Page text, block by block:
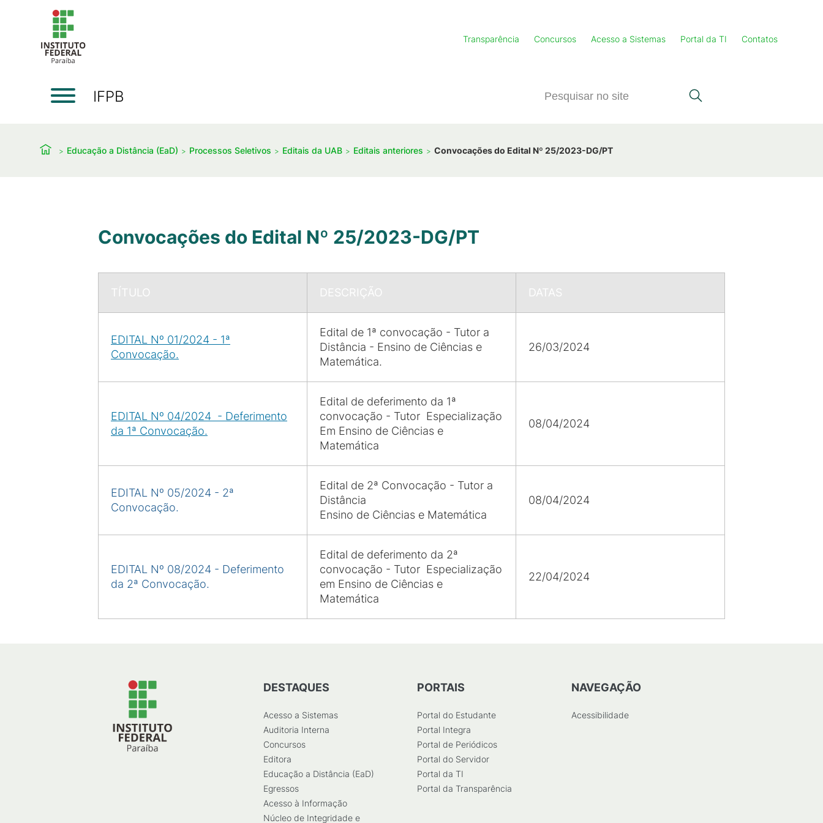
Transparência Concursos Acesso a Sistemas Portal da TI Contatos
IFPB
Educação a Distância (EaD) Processos Seletivos Editais da UAB Editais anteriores Convocações do Edital Nº 25/2023-DG/PT
Convocações do Edital Nº 25/2023-DG/PT
TÍTULO DESCRIÇÃO DATAS
EDITAL Nº 01/2024 - 1ª
Convocação.
Edital de 1ª convocação - Tutor a
Distância - Ensino de Ciências e
Matemática.
26/03/2024
EDITAL Nº 04/2024 - Deferimento
da 1ª Convocação.
Edital de deferimento da 1ª
convocação - Tutor Especialização
Em Ensino de Ciências e
Matemática
08/04/2024
EDITAL Nº 05/2024 - 2ª
Convocação.
Edital de 2ª Convocação - Tutor a
Distância
Ensino de Ciências e Matemática
08/04/2024
EDITAL Nº 08/2024 - Deferimento
da 2ª Convocação.
Edital de deferimento da 2ª
convocação - Tutor Especialização
em Ensino de Ciências e
Matemática
22/04/2024
DESTAQUES
Acesso a Sistemas
Auditoria Interna
Concursos
Editora
Educação a Distância (EaD)
Egressos
Acesso à Informação
Núcleo de Integridade e
PORTAIS
Portal do Estudante
Portal Integra
Portal de Periódicos
Portal do Servidor
Portal da TI
Portal da Transparência
NAVEGAÇÃO
Acessibilidade